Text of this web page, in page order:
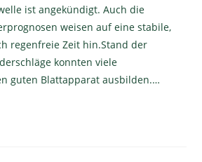
ist angekündigt. Auch die
weisen auf eine stabile,
regenfreie Zeit hin.Stand der
konnten viele
guten Blattapparat ausbilden.…